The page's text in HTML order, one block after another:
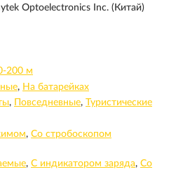
Optoelectronics Inc. (Китай)
200 м
На батарейках
Повседневные Туристические
Со стробоскопом
С индикатором заряда Со